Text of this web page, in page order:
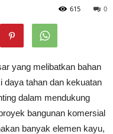
0
615
yang melibatkan bahan
daya tahan dan kekuatan
dalam mendukung
bangunan komersial
banyak elemen kayu,